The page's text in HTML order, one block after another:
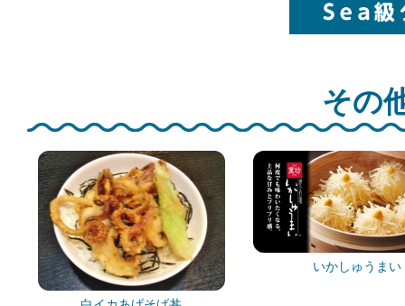
その
いかしゅうまい